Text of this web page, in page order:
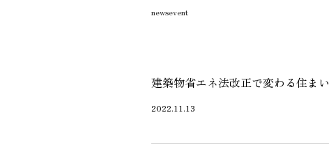
オーガニックハウス
アフターサポート
newsevent
建築物省エネ法改正で変わる住まい
2022.11.13